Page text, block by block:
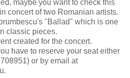
maybe you want to check this
concert of two Romanian artists.
"Ballad" which is one
classic pieces.
created for the concert.
have to reserve your seat either
or by email at